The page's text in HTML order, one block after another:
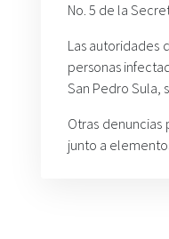
No. 5 de la
Las autoridades
personas
San Pedro Sula,
Otras
junto a